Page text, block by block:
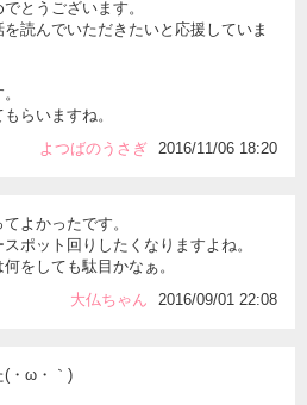
とうございます。
読んでいただきたいと応援していま
らいますね。
よつばのうさぎ
2016/11/06 18:20
よかったです。
ポット回りしたくなりますよね。
をしても駄目かなぁ。
大仏ちゃん
2016/09/01 22:08
(・ω・｀)